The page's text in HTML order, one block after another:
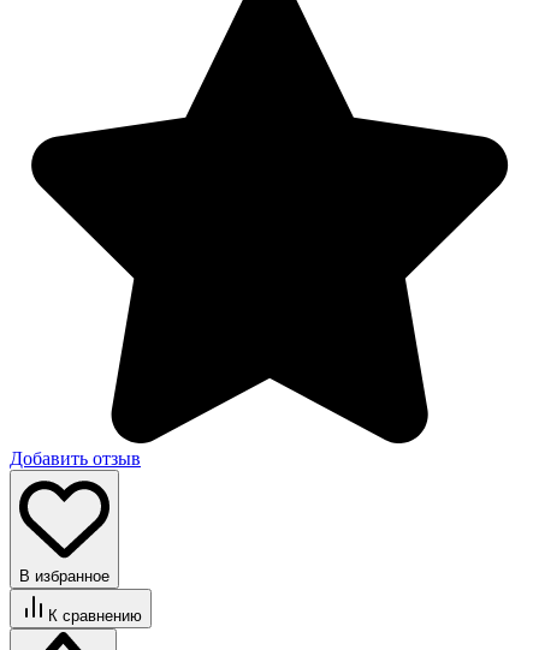
Добавить отзыв
В избранное
К сравнению